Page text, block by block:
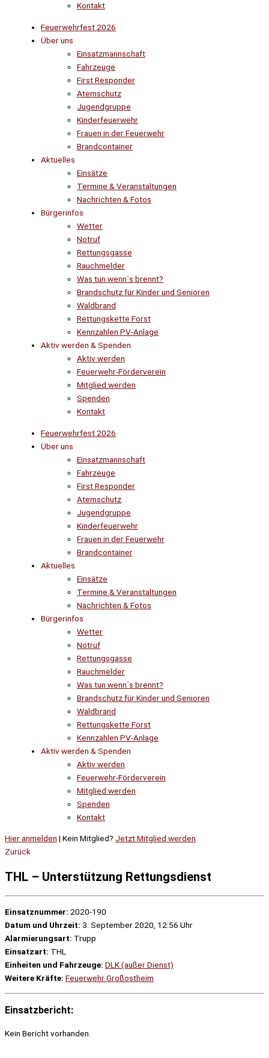
Kontakt
Feuerwehrfest 2026
Über uns
Einsatzmannschaft
Fahrzeuge
First Responder
Atemschutz
Jugendgruppe
Kinderfeuerwehr
Frauen in der Feuerwehr
Brandcontainer
Aktuelles
Einsätze
Termine & Veranstaltungen
Nachrichten & Fotos
Bürgerinfos
Wetter
Notruf
Rettungsgasse
Rauchmelder
Was tun wenn´s brennt?
Brandschutz für Kinder und Senioren
Waldbrand
Rettungskette Forst
Kennzahlen PV-Anlage
Aktiv werden & Spenden
Aktiv werden
Feuerwehr-Förderverein
Mitglied werden
Spenden
Kontakt
Feuerwehrfest 2026
Über uns
Einsatzmannschaft
Fahrzeuge
First Responder
Atemschutz
Jugendgruppe
Kinderfeuerwehr
Frauen in der Feuerwehr
Brandcontainer
Aktuelles
Einsätze
Termine & Veranstaltungen
Nachrichten & Fotos
Bürgerinfos
Wetter
Notruf
Rettungsgasse
Rauchmelder
Was tun wenn´s brennt?
Brandschutz für Kinder und Senioren
Waldbrand
Rettungskette Forst
Kennzahlen PV-Anlage
Aktiv werden & Spenden
Aktiv werden
Feuerwehr-Förderverein
Mitglied werden
Spenden
Kontakt
Hier anmelden | Kein Mitglied? Jetzt Mitglied werden
Zurück
THL – Unterstützung Rettungsdienst
Einsatznummer: 2020-190
Datum und Uhrzeit: 3. September 2020, 12:56 Uhr
Alarmierungsart: Trupp
Einsatzart: THL
Einheiten und Fahrzeuge: DLK (außer Dienst)
Weitere Kräfte: Feuerwehr Großostheim
Einsatzbericht:
Kein Bericht vorhanden.